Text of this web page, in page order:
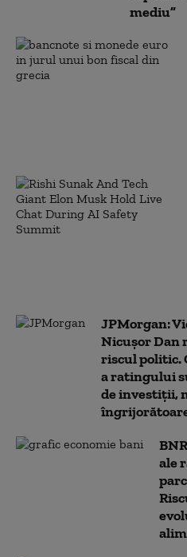
mediu”
JPMorgan:
Nicuşor Dan
riscul politic.
a ratingului
de investiţii,
ale